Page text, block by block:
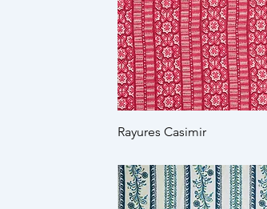
Rayures Casimir